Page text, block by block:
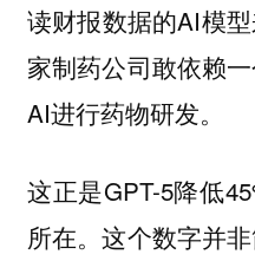
读财报数据的AI模
家制药公司敢依赖
AI进行药物研发。
这正是GPT-5降低
所在。这个数字并